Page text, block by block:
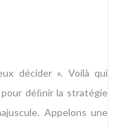
décider ». Voilà qui
déﬁnir la stratégie
Appelons une